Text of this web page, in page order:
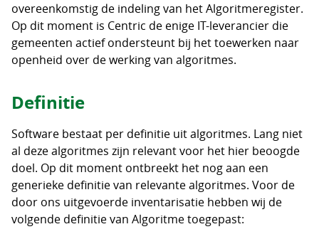
overeenkomstig de indeling van het Algoritmeregister.
Op dit moment is Centric de enige IT-leverancier die
gemeenten actief ondersteunt bij het toewerken naar
openheid over de werking van algoritmes.
Definitie
Software bestaat per definitie uit algoritmes. Lang niet
al deze algoritmes zijn relevant voor het hier beoogde
doel. Op dit moment ontbreekt het nog aan een
generieke definitie van relevante algoritmes. Voor de
door ons uitgevoerde inventarisatie hebben wij de
volgende definitie van Algoritme toegepast: